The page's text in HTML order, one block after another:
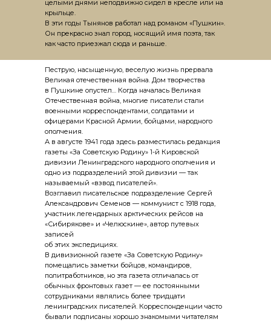
Пеструю, насыщенную, веселую жизнь прервала
Великая отечественная война. Дом творчества
в Пушкине опустел… Когда началась Великая
Отечественная война, многие писатели стали
военными корреспондентами, солдатами и
офицерами Красной Армии, бойцами, народного
ополчения.
А в августе 1941 года здесь разместилась редакция
газеты «За Советскую Родину» 1-й Кировской
дивизии Ленинградского народного ополчения и
одно из подразделений этой дивизии — так
называемый «взвод писателей».
Возглавил писательское подразделение Сергей
Александрович Семенов — коммунист с 1918 года,
участник легендарных арктических рейсов на
«Сибирякове» и «Челюскине», автор путевых
записей
об этих экспедициях.
В дивизионной газете «За Советскую Родину»
помещались заметки бойцов, командиров,
политработников, но эта газета отличалась от
обычных фронтовых газет — ее постоянными
сотрудниками являлись более тридцати
ленинградских писателей. Корреспонденции часто
бывали подписаны хорошо знакомыми читателям
целыми днями неподвижно сидел в кресле или на
крыльце.
В эти годы Тынянов работал над романом «Пушкин».
Он прекрасно знал город, носящий имя поэта, так
как часто приезжал сюда и раньше.